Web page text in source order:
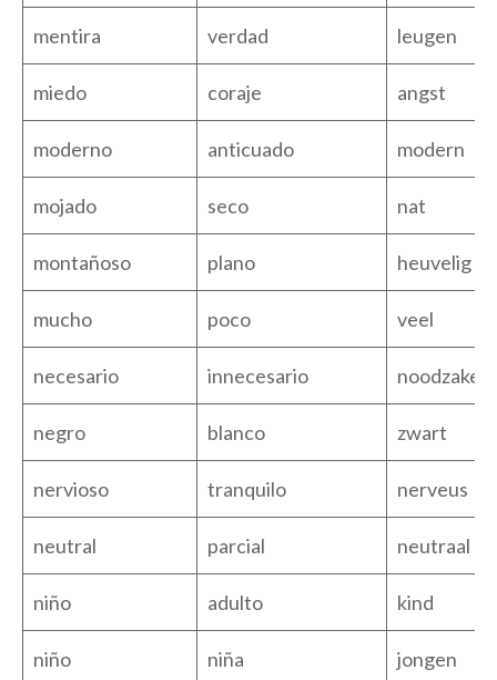
mentira verdad leugen
miedo coraje angst
moderno anticuado modern
mojado seco nat
montañoso plano heuvelig
mucho poco veel
necesario innecesario
negro blanco zwart
nervioso tranquilo nerveus
neutral parcial neutraal
niño adulto kind
niño niña jongen